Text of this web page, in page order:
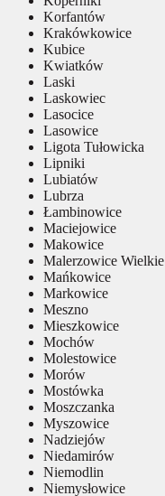
Korfantów
Krakówkowice
Kubice
Kwiatków
Laski
Laskowiec
Lasocice
Lasowice
Ligota Tułowicka
Lipniki
Lubiatów
Lubrza
Łambinowice
Maciejowice
Makowice
Malerzowice Wielkie
Mańkowice
Markowice
Meszno
Mieszkowice
Mochów
Molestowice
Morów
Mostówka
Moszczanka
Myszowice
Nadziejów
Niedamirów
Niemodlin
Niemysłowice